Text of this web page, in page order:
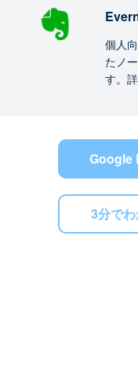
個人
たノ
す。
Google
3分で